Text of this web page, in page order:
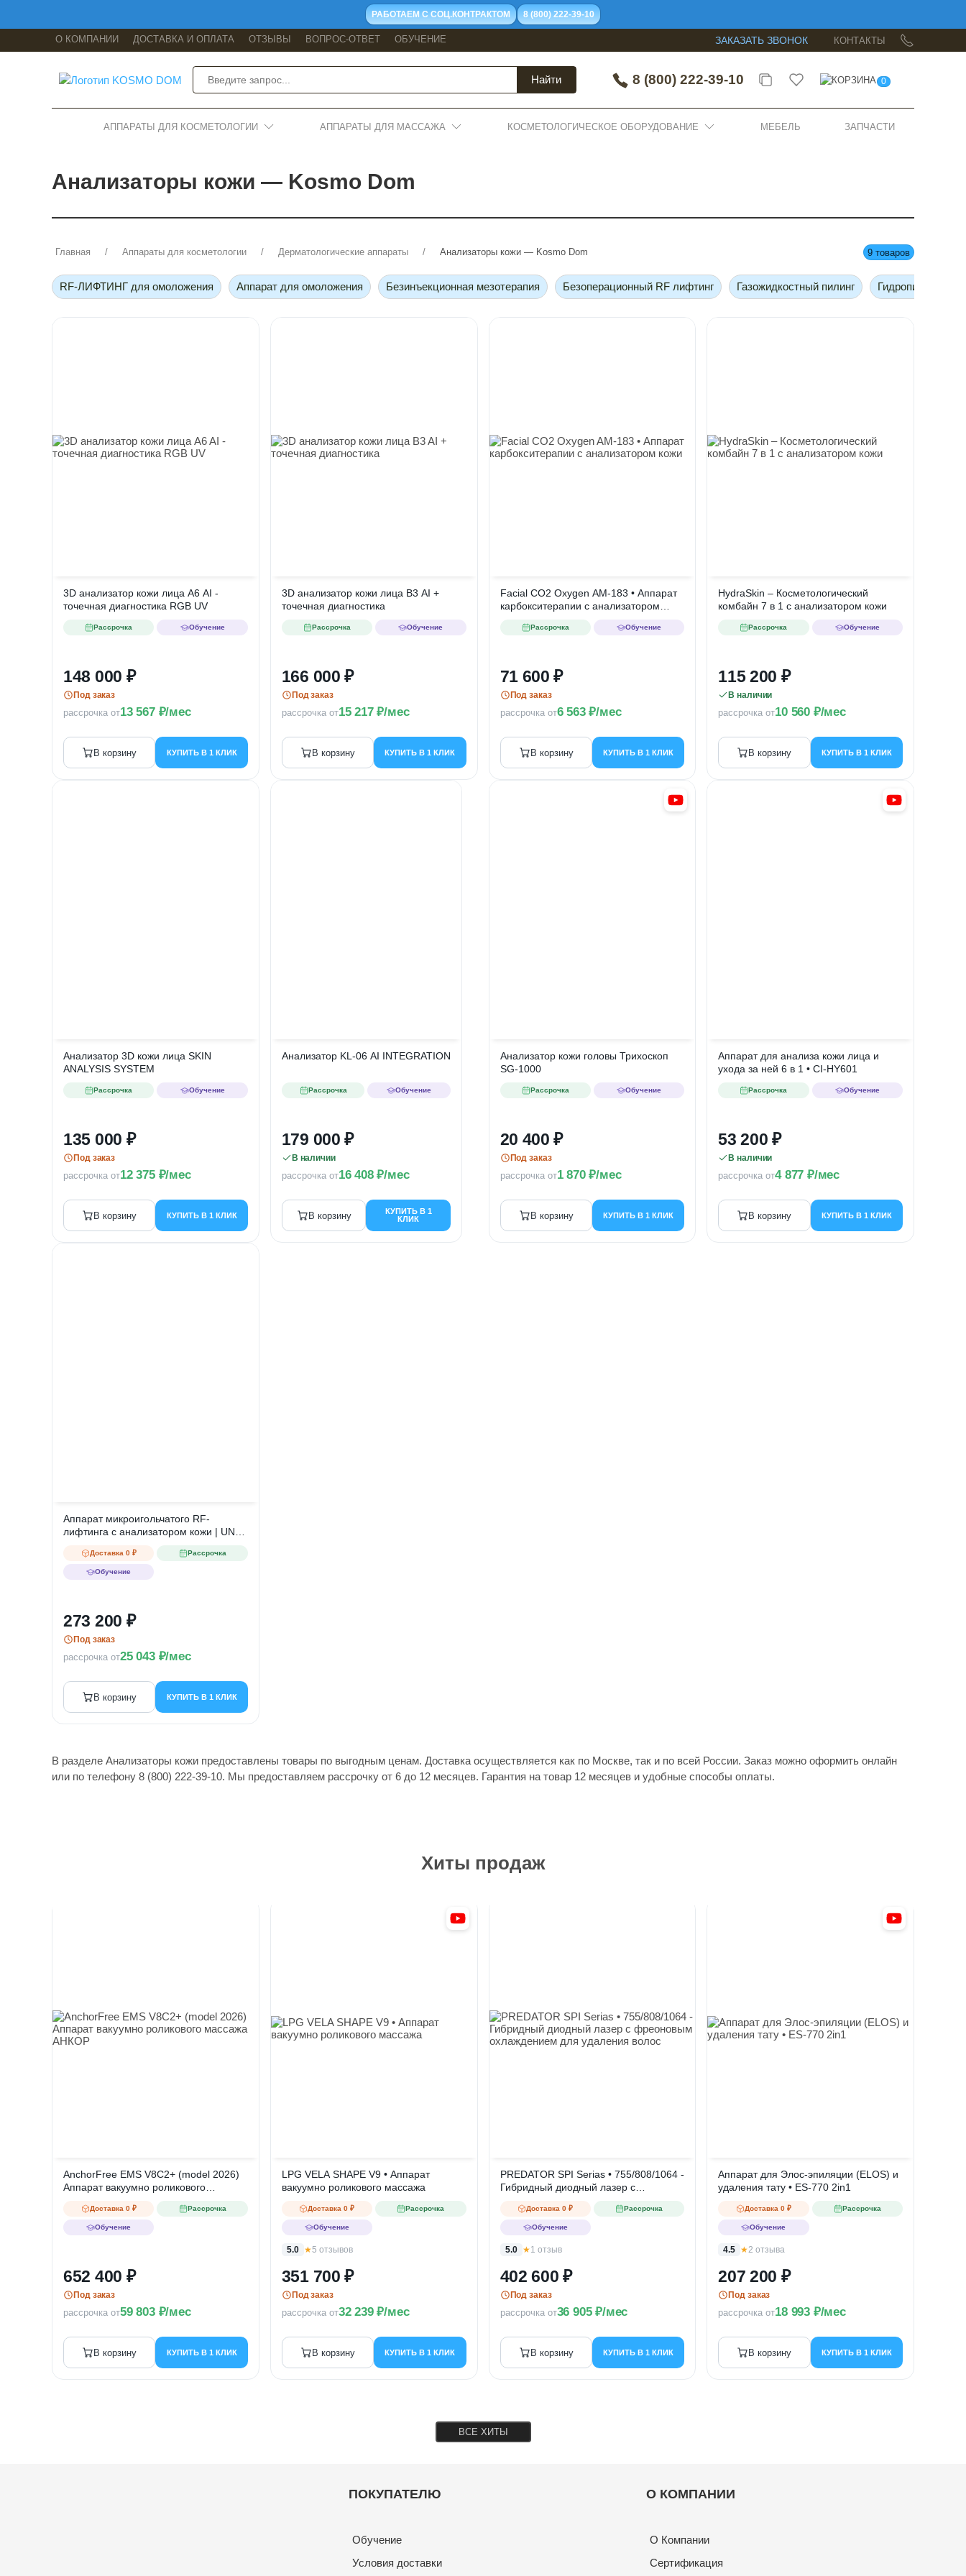
РАБОТАЕМ С СОЦ.КОНТРАКТОМ 8 (800) 222-39-10
О КОМПАНИИ ДОСТАВКА И ОПЛАТА ОТЗЫВЫ ВОПРОС-ОТВЕТ ОБУЧЕНИЕ ЗАКАЗАТЬ ЗВОНОК КОНТАКТЫ
Найти 8 (800) 222-39-10 0
АППАРАТЫ ДЛЯ КОСМЕТОЛОГИИ АППАРАТЫ ДЛЯ МАССАЖА КОСМЕТОЛОГИЧЕСКОЕ ОБОРУДОВАНИЕ МЕБЕЛЬ ЗАПЧАСТИ
Анализаторы кожи — Kosmo Dom
Главная Аппараты для косметологии Дерматологические аппараты Анализаторы кожи — Kosmo Dom 9 товаров
RF-ЛИФТИНГ для омоложения Аппарат для омоложения Безинъекционная мезотерапия Безоперационный RF лифтинг Газожидкостный пилинг Гидропилинг 6 в 1
3D анализатор кожи лица A6 AI -
точечная диагностика RGB UV
Рассрочка Обучение
148 000
Под заказ
рассрочка от13 567 /мес
В корзину КУПИТЬ В 1 КЛИК
3D анализатор кожи лица B3 AI +
точечная диагностика
Рассрочка Обучение
166 000
Под заказ
рассрочка от15 217 /мес
В корзину КУПИТЬ В 1 КЛИК
Facial CO2 Oxygen AM-183 • Аппарат
карбокситерапии с анализатором
Рассрочка Обучение
71 600
Под заказ
рассрочка от6 563 /мес
В корзину КУПИТЬ В 1 КЛИК
HydraSkin – Косметологический
комбайн 7 в 1 c анализатором кожи
Рассрочка Обучение
115 200
В наличии
рассрочка от10 560 /мес
В корзину КУПИТЬ В 1 КЛИК
Анализатор 3D кожи лица SKIN
ANALYSIS SYSTEM
Рассрочка Обучение
135 000
Под заказ
рассрочка от12 375 /мес
В корзину КУПИТЬ В 1 КЛИК
Анализатор KL-06 AI INTEGRATION
Рассрочка Обучение
179 000
В наличии
рассрочка от16 408 /мес
В корзину
КУПИТЬ В 1
КЛИК
Анализатор кожи головы Трихоскоп
SG-1000
Рассрочка Обучение
20 400
Под заказ
рассрочка от1 870 /мес
В корзину КУПИТЬ В 1 КЛИК
Аппарат для анализа кожи лица и
ухода за ней 6 в 1 • CI-HY601
Рассрочка Обучение
53 200
В наличии
рассрочка от4 877 /мес
В корзину КУПИТЬ В 1 КЛИК
Аппарат микроигольчатого RF-
лифтинга с анализатором кожи | UNT
Доставка 0 ₽ Рассрочка
Обучение
273 200
Под заказ
рассрочка от25 043 /мес
В корзину КУПИТЬ В 1 КЛИК
В разделе Анализаторы кожи предоставлены товары по выгодным ценам. Доставка осуществляется как по Москве, так и по всей России. Заказ можно оформить онлайн
или по телефону 8 (800) 222-39-10. Мы предоставляем рассрочку от 6 до 12 месяцев. Гарантия на товар 12 месяцев и удобные способы оплаты.
Хиты продаж
AnchorFree EMS V8C2+ (model 2026)
Аппарат вакуумно роликового
Доставка 0 ₽ Рассрочка
Обучение
652 400
Под заказ
рассрочка от59 803 /мес
В корзину КУПИТЬ В 1 КЛИК
LPG VELA SHAPE V9 • Аппарат
вакуумно роликового массажа
5.0 ★5 отзывов
Доставка 0 ₽ Рассрочка
Обучение
351 700
Под заказ
рассрочка от32 239 /мес
В корзину КУПИТЬ В 1 КЛИК
PREDATOR SPI Serias • 755/808/1064 -
Гибридный диодный лазер с
удаления волос
5.0 ★1 отзыв
Доставка 0 ₽ Рассрочка
Обучение
402 600
Под заказ
рассрочка от36 905 /мес
В корзину КУПИТЬ В 1 КЛИК
Аппарат для Элос-эпиляции (ELOS) и
удаления тату • ES-770 2in1
4.5 ★2 отзыва
Доставка 0 ₽ Рассрочка
Обучение
207 200
Под заказ
рассрочка от18 993 /мес
В корзину КУПИТЬ В 1 КЛИК
ВСЕ ХИТЫ
ПОКУПАТЕЛЮ
Обучение
Условия доставки
О КОМПАНИИ
О Компании
Сертификация